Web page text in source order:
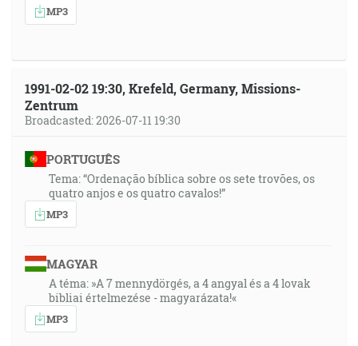
MP3
1991-02-02 19:30, Krefeld, Germany, Missions-
Zentrum
Broadcasted: 2026-07-11 19:30
PORTUGUÊS
Tema: “Ordenação bíblica sobre os sete trovões, os
quatro anjos e os quatro cavalos!”
MP3
MAGYAR
A téma: »A 7 mennydörgés, a 4 angyal és a 4 lovak
bibliai értelmezése - magyarázata!«
MP3